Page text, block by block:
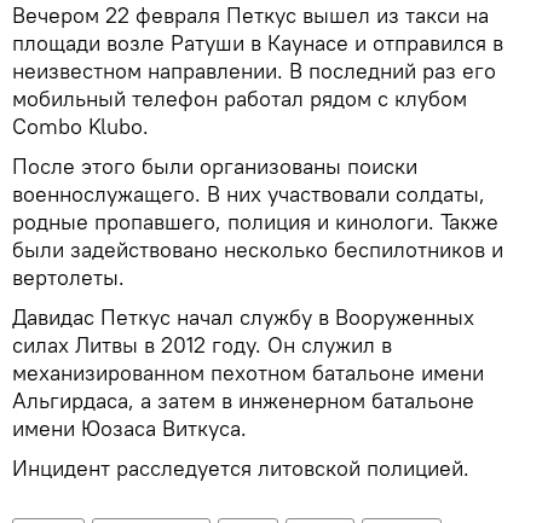
Вечером 22 февраля Петкус вышел из такси на
площади возле Ратуши в Каунасе и отправился в
неизвестном направлении. В последний раз его
мобильный телефон работал рядом с клубом
Combo Klubo.
После этого были организованы поиски
военнослужащего. В них участвовали солдаты,
родные пропавшего, полиция и кинологи. Также
были задействовано несколько беспилотников и
вертолеты.
Давидас Петкус начал службу в Вооруженных
силах Литвы в 2012 году. Он служил в
механизированном пехотном батальоне имени
Альгирдаса, а затем в инженерном батальоне
имени Юозаса Виткуса.
Инцидент расследуется литовской полицией.